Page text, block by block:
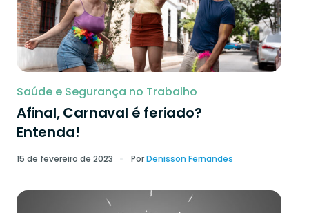
Saúde e Segurança no Trabalho
Afinal, Carnaval é feriado?
Entenda!
15 de fevereiro de 2023 PorDenisson Fernandes